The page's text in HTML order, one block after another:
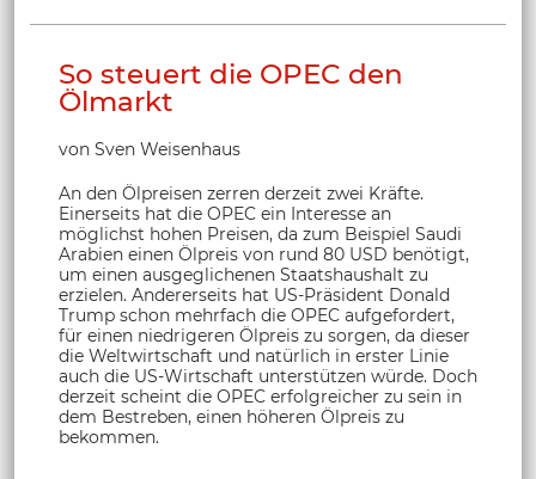
So steuert die OPEC den
Ölmarkt
von Sven Weisenhaus
An den Ölpreisen zerren derzeit zwei Kräfte.
Einerseits hat die OPEC ein Interesse an
möglichst hohen Preisen, da zum Beispiel Saudi
Arabien einen Ölpreis von rund 80 USD benötigt,
um einen ausgeglichenen Staatshaushalt zu
erzielen. Andererseits hat US-Präsident Donald
Trump schon mehrfach die OPEC aufgefordert,
für einen niedrigeren Ölpreis zu sorgen, da dieser
die Weltwirtschaft und natürlich in erster Linie
auch die US-Wirtschaft unterstützen würde. Doch
derzeit scheint die OPEC erfolgreicher zu sein in
dem Bestreben, einen höheren Ölpreis zu
bekommen.